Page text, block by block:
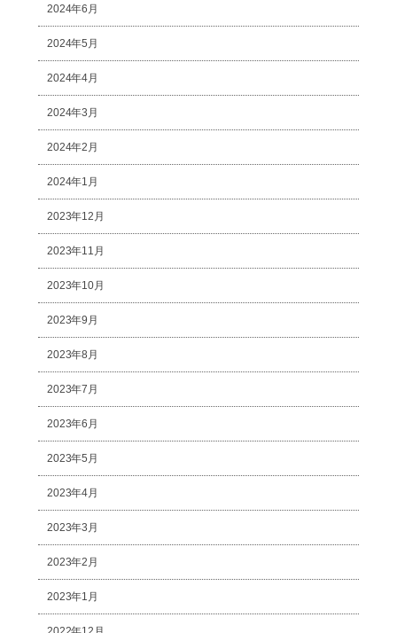
2024年6月
2024年5月
2024年4月
2024年3月
2024年2月
2024年1月
2023年12月
2023年11月
2023年10月
2023年9月
2023年8月
2023年7月
2023年6月
2023年5月
2023年4月
2023年3月
2023年2月
2023年1月